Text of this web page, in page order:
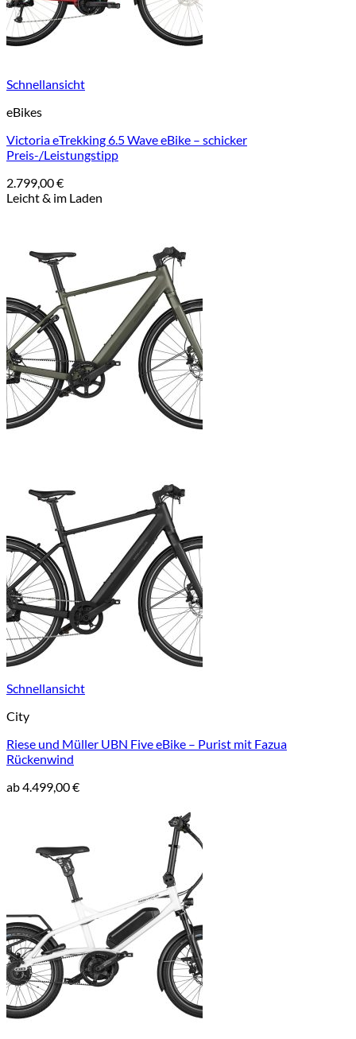
Schnellansicht
eBikes
Victoria eTrekking 6.5 Wave eBike – schicker
Preis-/Leistungstipp
2.799,00€
Leicht & im Laden
Schnellansicht
City
Riese und Müller UBN Five eBike – Purist mit Fazua
Rückenwind
ab4.499,00€